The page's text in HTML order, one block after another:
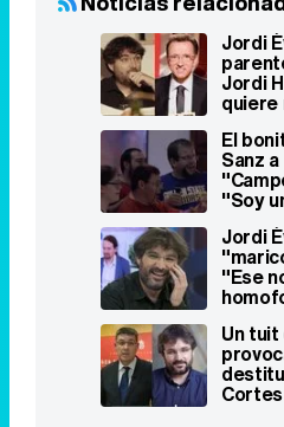
Jordi
Jordi
El
Sanz
"Soy
Jordi
"Ese
Un